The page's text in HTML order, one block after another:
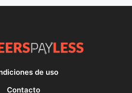
de uso
Contacto